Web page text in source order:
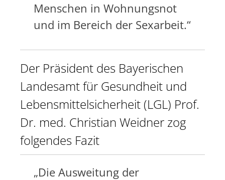
Menschen in Wohnungsnot
und im Bereich der Sexarbeit.“
Der Präsident des Bayerischen
Landesamt für Gesundheit und
Lebensmittelsicherheit (LGL) Prof.
Dr. med. Christian Weidner zog
folgendes Fazit
„Die Ausweitung der